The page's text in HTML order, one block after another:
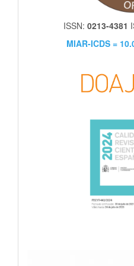
ISSN: 0213-4381
MIAR-ICDS =